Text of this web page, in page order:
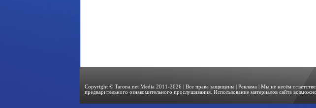
Copyright © Tarona.net Media 2011-2026 | Все права защищены |Реклама
| Мы не несём
предварительного ознакомительного прослушивания. Использование материалов сайта